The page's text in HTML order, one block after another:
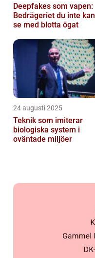
Deepfakes som vapen:
Bedrägeriet du inte kan
se med blotta ögat
24 augusti 2025
Teknik som imiterar
biologiska system i
oväntade miljöer